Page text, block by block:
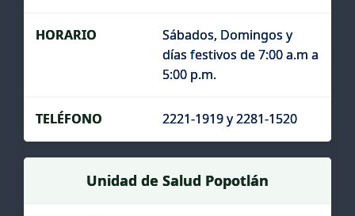
Sábados, Domingos y
días festivos de 7:00 a.m a
5:00 p.m.
2221-1919 y 2281-1520
Unidad de Salud Popotlán